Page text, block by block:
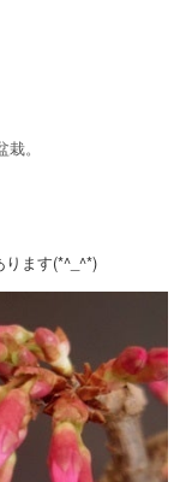
。
ます(*^_^*)